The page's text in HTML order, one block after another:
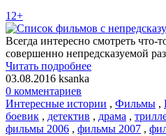
12+
Всегда интересно смотреть что-
совершенно непредсказуемой
Читать подробнее
03.08.2016 ksanka
0 комментариев
Интересные истории , Фильмы ,
боевик , детектив , драма ,
фильмы 2006 , фильмы 2007 ,